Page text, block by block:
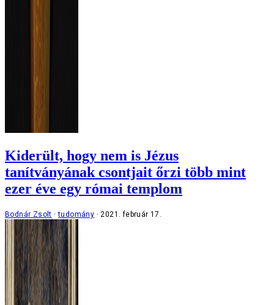
Kiderült, hogy nem is Jézus
tanítványának csontjait őrzi több mint
ezer éve egy római templom
Bodnár Zsolt tudomány 2021. február 17.